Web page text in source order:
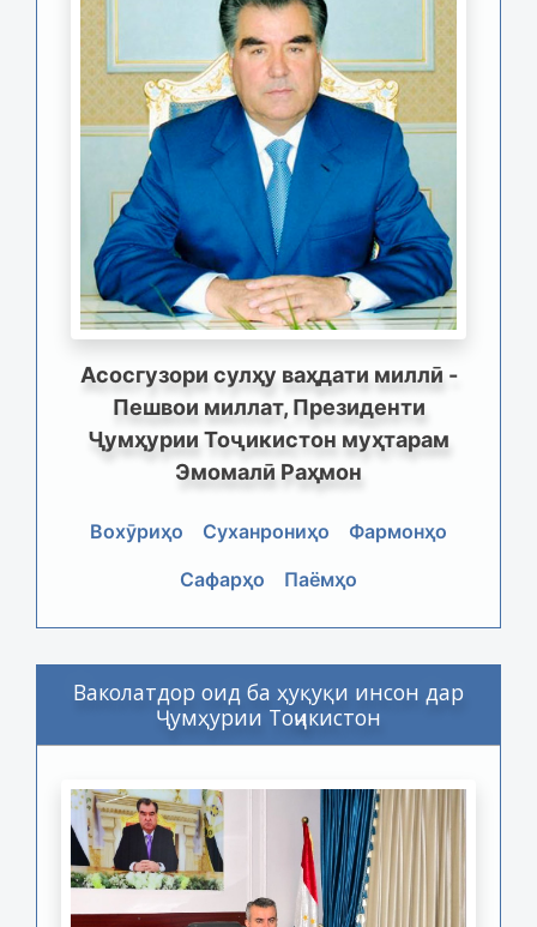
Асосгузори сулҳу ваҳдати миллӣ -
Пешвои миллат, Президенти
Ҷумҳурии Тоҷикистон муҳтарам
Эмомалӣ Раҳмон
Вохӯриҳо Суханрониҳо
Фармонҳо
Сафарҳо
Паёмҳо
Ваколатдор оид ба ҳуқуқи инсон дар
Ҷумҳурии Тоҷикистон